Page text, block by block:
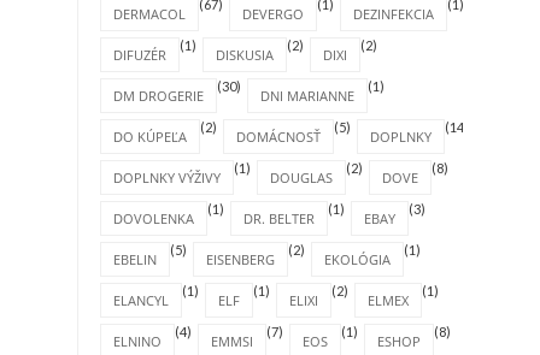
DERMACOL
(67)
DEVERGO
(1)
DEZINFEKCIA
(1)
DIFUZÉR
(1)
DISKUSIA
(2)
DIXI
(2)
DM DROGERIE
(30)
DNI MARIANNE
(1)
DO KÚPEĽA
(2)
DOMÁCNOSŤ
(5)
DOPLNKY
(14)
DOPLNKY VÝŽIVY
(1)
DOUGLAS
(2)
DOVE
(8)
DOVOLENKA
(1)
DR. BELTER
(1)
EBAY
(3)
EBELIN
(5)
EISENBERG
(2)
EKOLÓGIA
(1)
ELANCYL
(1)
ELF
(1)
ELIXI
(2)
ELMEX
(1)
ELNINO
(4)
EMMSI
(7)
EOS
(1)
ESHOP
(8)